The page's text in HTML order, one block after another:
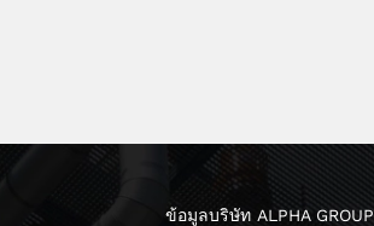
ข้อมูลบริษัท ALPHA GROUP